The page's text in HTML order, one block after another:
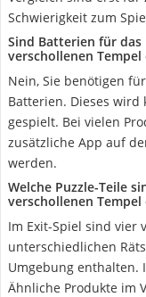
Schwierigkeit zum
Sind Batterien für das
verschollenen
Nein, Sie benötigen
Batterien. Dieses
gespielt. Bei vielen
zusätzliche App auf
werden.
Welche Puzzle-Teile
verschollenen
Im Exit-Spiel sind vier
unterschiedlichen
Umgebung enthalten.
Ähnliche Produkte im